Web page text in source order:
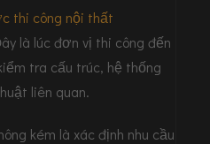
thi công nội thất
là lúc đơn vị thi công đến
tra cấu trúc, hệ thống
liên quan.
kém là xác định nhu cầu